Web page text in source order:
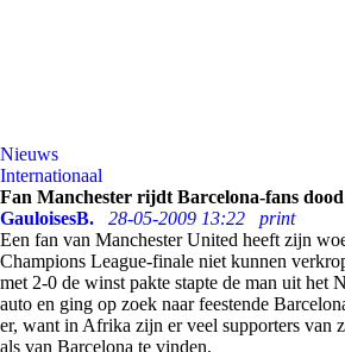
Nieuws
Internationaal
Fan Manchester rijdt Barcelona-fans dood
GauloisesB.
28-05-2009 13:22
print
Een fan van Manchester United heeft zijn
Champions League-finale niet kunnen
met 2-0 de winst pakte stapte de man uit het
auto en ging op zoek naar feestende
er, want in Afrika zijn er veel supporters van
als van Barcelona te vinden.